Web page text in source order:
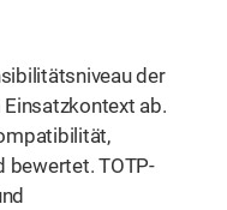
der
ab.
bewertet. TOTP-